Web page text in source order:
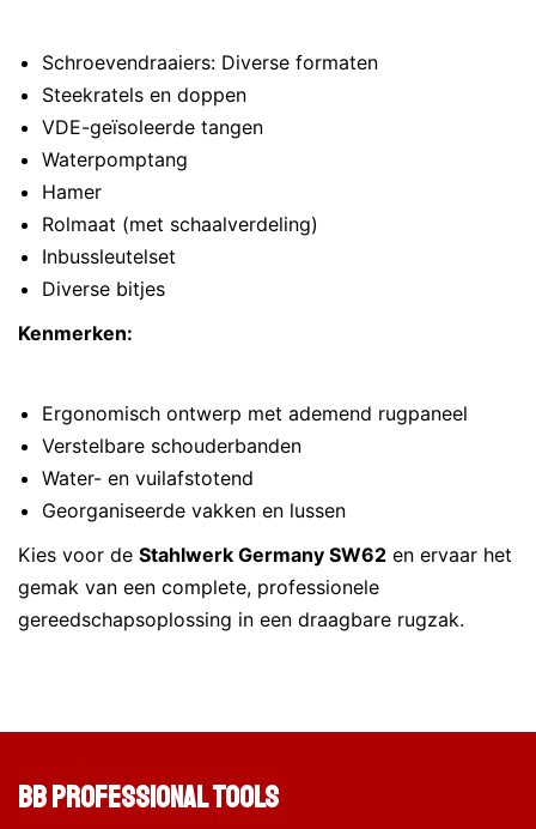
Schroevendraaiers: Diverse formaten
Steekratels en doppen
VDE-geïsoleerde tangen
Waterpomptang
Hamer
Rolmaat (met schaalverdeling)
Inbussleutelset
Diverse bitjes
Kenmerken:
Ergonomisch ontwerp met ademend rugpaneel
Verstelbare schouderbanden
Water- en vuilafstotend
Georganiseerde vakken en lussen
Kies voor de Stahlwerk Germany SW62 en ervaar het
gemak van een complete, professionele
gereedschapsoplossing in een draagbare rugzak.
BB Professional Tools